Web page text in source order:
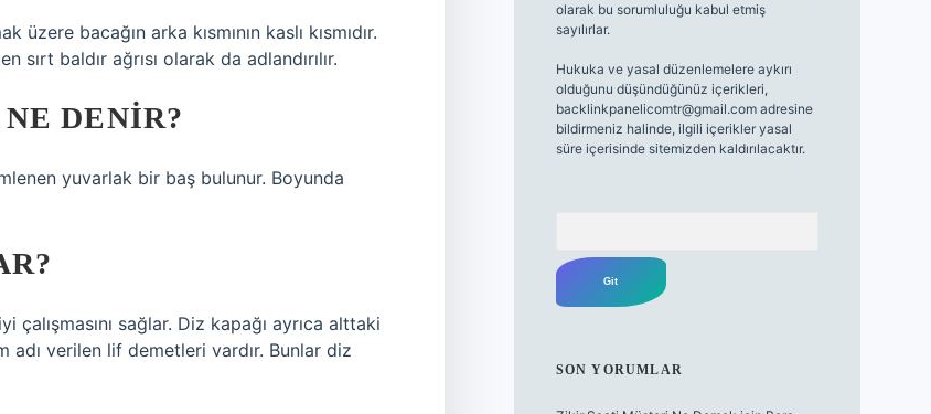
bacağın arka kısmının kaslı kısmıdır.
sırt baldır ağrısı olarak da adlandırılır.
DENIR?
yuvarlak bir baş bulunur. Boyunda
çalışmasını sağlar. Diz kapağı ayrıca alttaki
adı verilen lif demetleri vardır. Bunlar diz
olarak bu sorumluluğu kabul etmiş
sayılırlar.
Hukuka ve yasal düzenlemelere aykırı
olduğunu düşündüğünüz içerikleri,
backlinkpanelicomtr@gmail.comadresine
bildirmeniz halinde, ilgili içerikler yasal
süre içerisinde sitemizden kaldırılacaktır.
SON YORUMLAR